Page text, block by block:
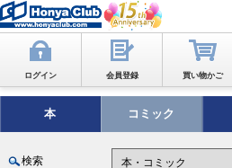
ログイン 会員登録 買い物かご
本 コミック
検索